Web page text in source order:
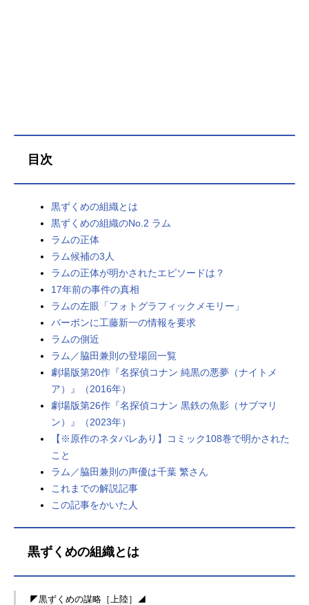
目次
黒ずくめの組織とは
黒ずくめの組織のNo.2 ラム
ラムの正体
ラム候補の3人
ラムの正体が明かされたエピソードは？
17年前の事件の真相
ラムの左眼「フォトグラフィックメモリー」
バーボンに工藤新一の情報を要求
ラムの側近
ラム／脇田兼則の登場回一覧
劇場版第20作『名探偵コナン 純黒の悪夢（ナイトメ
ア）』（2016年）
劇場版第26作『名探偵コナン 黒鉄の魚影（サブマリ
ン）』（2023年）
【※原作のネタバレあり】コミック108巻で明かされた
こと
ラム／脇田兼則の声優は千葉 繁さん
これまでの解説記事
この記事をかいた人
黒ずくめの組織とは
◤黒ずくめの謀略［上陸］◢